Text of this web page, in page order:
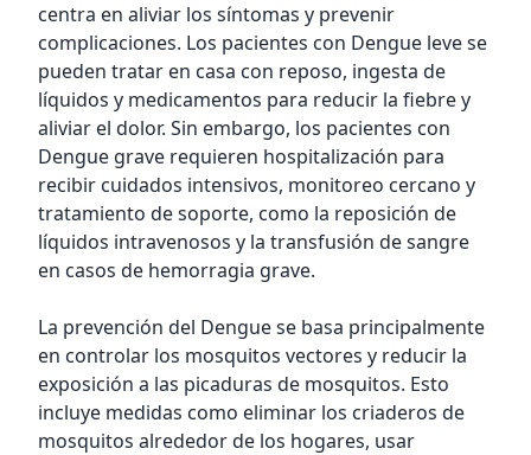
centra en aliviar los síntomas y prevenir
complicaciones. Los pacientes con Dengue leve se
pueden tratar en casa con reposo, ingesta de
líquidos y medicamentos para reducir la fiebre y
aliviar el dolor. Sin embargo, los pacientes con
Dengue grave requieren hospitalización para
recibir cuidados intensivos, monitoreo cercano y
tratamiento de soporte, como la reposición de
líquidos intravenosos y la transfusión de sangre
en casos de hemorragia grave.
La prevención del Dengue se basa principalmente
en controlar los mosquitos vectores y reducir la
exposición a las picaduras de mosquitos. Esto
incluye medidas como eliminar los criaderos de
mosquitos alrededor de los hogares, usar